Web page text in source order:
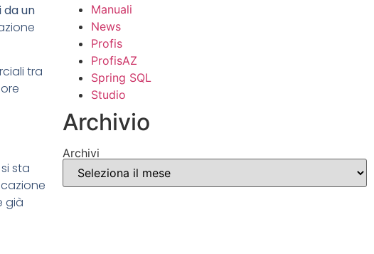
un
tra
sta
già
Manuali
News
Profis
ProfisAZ
Spring SQL
Studio
Archivio
Archivi